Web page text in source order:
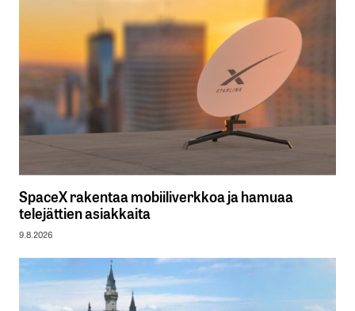
SpaceX rakentaa mobiiliverkkoa ja hamuaa
telejättien asiakkaita
9.8.2026